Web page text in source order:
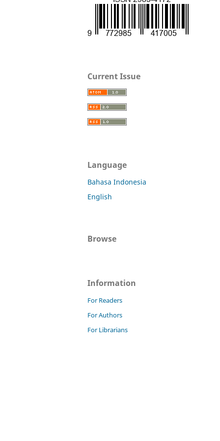
Current Issue
Language
Bahasa Indonesia
English
Browse
Information
For Readers
For Authors
For Librarians